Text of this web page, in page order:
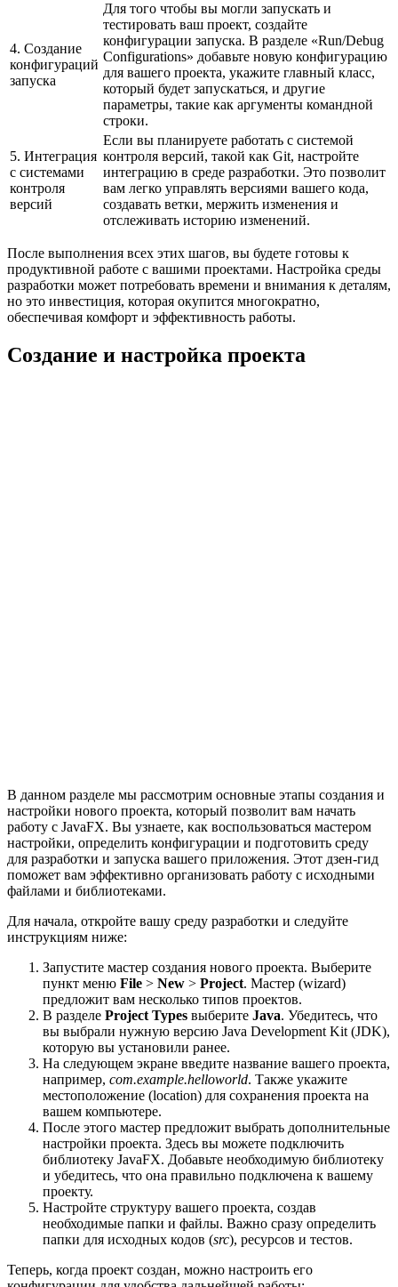
4. Создание
конфигураций
запуска
Для того чтобы вы могли запускать и
тестировать ваш проект, создайте
конфигурации запуска. В разделе «Run/Debug
Configurations» добавьте новую конфигурацию
для вашего проекта, укажите главный класс,
который будет запускаться, и другие
параметры, такие как аргументы командной
строки.
5. Интеграция
с системами
контроля
версий
Если вы планируете работать с системой
контроля версий, такой как Git, настройте
интеграцию в среде разработки. Это позволит
вам легко управлять версиями вашего кода,
создавать ветки, мержить изменения и
отслеживать историю изменений.
После выполнения всех этих шагов, вы будете готовы к
продуктивной работе с вашими проектами. Настройка среды
разработки может потребовать времени и внимания к деталям,
но это инвестиция, которая окупится многократно,
обеспечивая комфорт и эффективность работы.
Создание и настройка проекта
В данном разделе мы рассмотрим основные этапы создания и
настройки нового проекта, который позволит вам начать
работу с JavaFX. Вы узнаете, как воспользоваться мастером
настройки, определить конфигурации и подготовить среду
для разработки и запуска вашего приложения. Этот дзен-гид
поможет вам эффективно организовать работу с исходными
файлами и библиотеками.
Для начала, откройте вашу среду разработки и следуйте
инструкциям ниже:
Запустите мастер создания нового проекта. Выберите
пункт меню File > New > Project. Мастер (wizard)
предложит вам несколько типов проектов.
В разделе Project Types выберите Java. Убедитесь, что
вы выбрали нужную версию Java Development Kit (JDK),
которую вы установили ранее.
На следующем экране введите название вашего проекта,
например, com.example.helloworld. Также укажите
местоположение (location) для сохранения проекта на
вашем компьютере.
После этого мастер предложит выбрать дополнительные
настройки проекта. Здесь вы можете подключить
библиотеку JavaFX. Добавьте необходимую библиотеку
и убедитесь, что она правильно подключена к вашему
проекту.
Настройте структуру вашего проекта, создав
необходимые папки и файлы. Важно сразу определить
папки для исходных кодов (src), ресурсов и тестов.
Теперь, когда проект создан, можно настроить его